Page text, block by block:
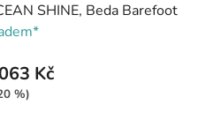
SHINE, Beda Barefoot
Kč
%)